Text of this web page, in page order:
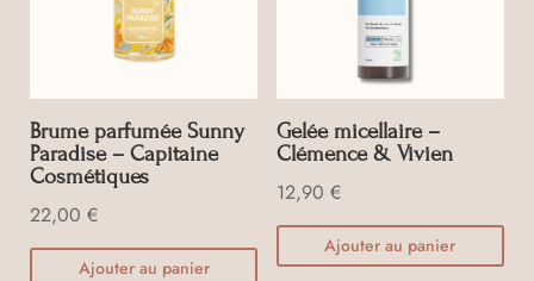
Brume parfumée Sunny
Paradise – Capitaine
Cosmétiques
22,00 €
Ajouter au panier
Gelée micellaire –
Clémence & Vivien
12,90 €
Ajouter au panier